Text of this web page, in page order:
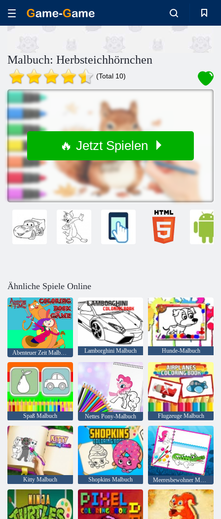
Malbuch: Herbsteichhörnchen
(Total 10)
🔥 Jetzt Spielen
Ähnliche Spiele Online
Abenteuer Zeit Malbuch Lamborghini Malbuch Hunde-Malbuch
Spaß Malbuch Nettes Pony-Malbuch Flugzeuge Malbuch
Kitty Malbuch Shopkins Malbuch Meeresbewohner Malbuch